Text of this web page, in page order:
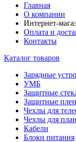
Главная
О компании
Интернет-
Оплата и
Контакты
Каталог товаров
Зарядные
УМБ
Защитные
Защитные
Чехлы для
Чехлы для
Кабели
Блоки питания